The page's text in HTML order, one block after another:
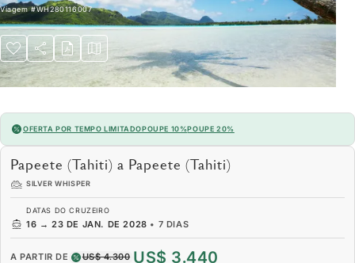
Viagem#WH280116007
OFERTA POR TEMPO LIMITADOPOUPE 10%POUPE 20%
Papeete (Tahiti) a Papeete (Tahiti)
SILVER WHISPER
DATAS DO CRUZEIRO
16 → 23 DE JAN. DE 2028 • 7 DIAS
A PARTIR DE US$ 4.300 US$ 3.440